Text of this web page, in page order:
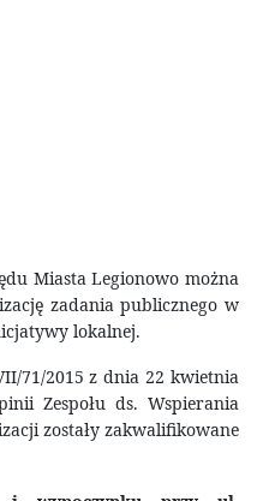
Miasta Legionowo można
zadania publicznego w
lokalnej.
71/2015 z dnia 22 kwietnia
Zespołu ds. Wspierania
zostały zakwalifikowane